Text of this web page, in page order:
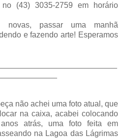
(43) 3035-2759 em horário
novas, passar uma manhã
e fazendo arte! Esperamos
não achei uma foto atual, que
na caixa, acabei colocando
atrás, uma foto feita em
na Lagoa das Lágrimas